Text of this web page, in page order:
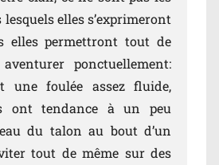
elles s’exprimeront
elles permettront tout de
ponctuellement:
une foulée assez fluide,
ont tendance à un peu
du talon au bout d’un
tout de même sur des